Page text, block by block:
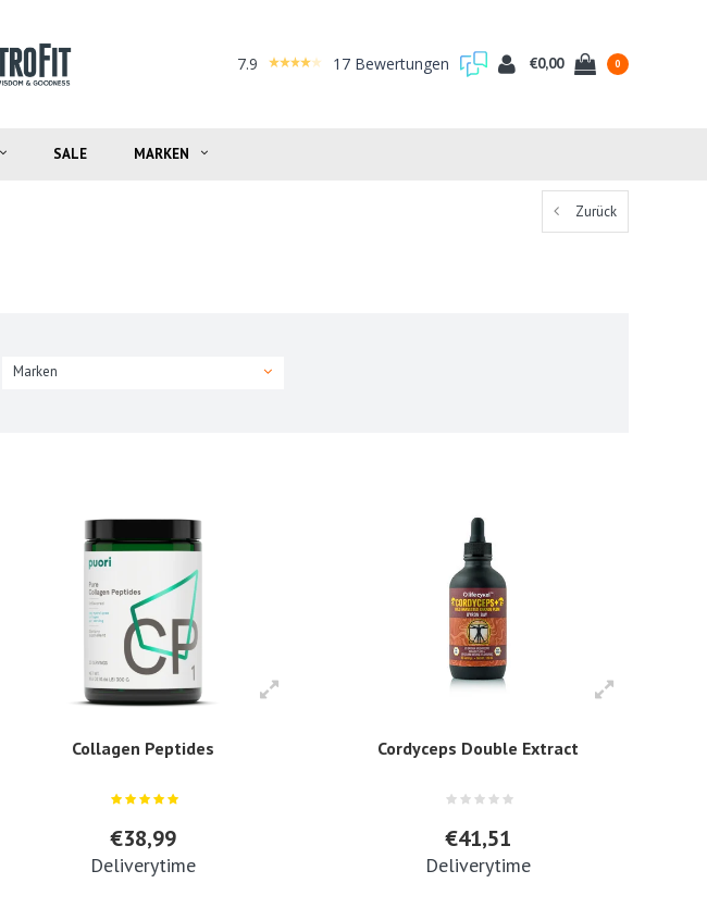
7.9 17 Bewertungen €0,00 0
SALE MARKEN
Zurück
Marken
Collagen Peptides
€38,99
Deliverytime
Cordyceps Double Extract
€41,51
Deliverytime